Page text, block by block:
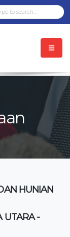
HUNIAN
UTARA -